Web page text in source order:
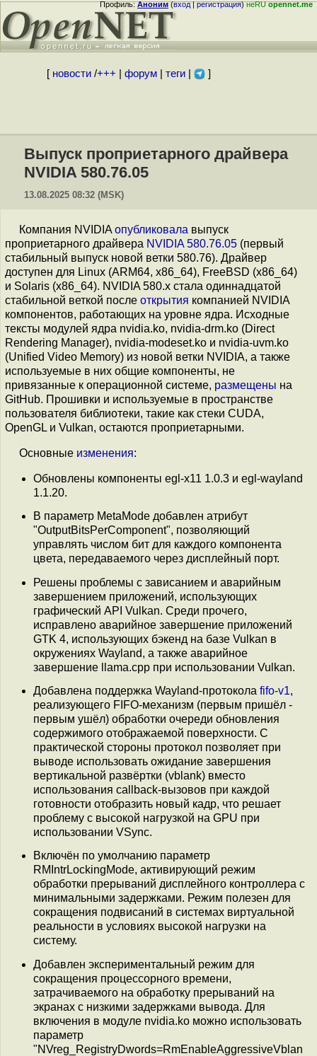
Профиль:Аноним(вход|регистрация)неRUopennet.me
[ новости/+++ форум| теги| ]
Выпуск проприетарного драйвера
NVIDIA 580.76.05
13.08.2025 08:32 (MSK)
Компания NVIDIA опубликовала выпуск
проприетарного драйвера NVIDIA 580.76.05 (первый
стабильный выпуск новой ветки 580.76). Драйвер
доступен для Linux (ARM64, x86_64), FreeBSD (x86_64)
и Solaris (x86_64). NVIDIA 580.x стала одиннадцатой
стабильной веткой после открытия компанией NVIDIA
компонентов, работающих на уровне ядра. Исходные
тексты модулей ядра nvidia.ko, nvidia-drm.ko (Direct
Rendering Manager), nvidia-modeset.ko и nvidia-uvm.ko
(Unified Video Memory) из новой ветки NVIDIA, а также
используемые в них общие компоненты, не
привязанные к операционной системе, размещены на
GitHub. Прошивки и используемые в пространстве
пользователя библиотеки, такие как стеки CUDA,
OpenGL и Vulkan, остаются проприетарными.
Основные изменения:
Обновлены компоненты egl-x11 1.0.3 и egl-wayland
1.1.20.
В параметр MetaMode добавлен атрибут
"OutputBitsPerComponent", позволяющий
управлять числом бит для каждого компонента
цвета, передаваемого через дисплейный порт.
Решены проблемы с зависанием и аварийным
завершением приложений, использующих
графический API Vulkan. Среди прочего,
исправлено аварийное завершение приложений
GTK 4, использующих бэкенд на базе Vulkan в
окружениях Wayland, а также аварийное
завершение llama.cpp при использовании Vulkan.
Добавлена поддержка Wayland-протокола fifo-v1,
реализующего FIFO-механизм (первым пришёл -
первым ушёл) обработки очереди обновления
содержимого отображаемой поверхности. С
практической стороны протокол позволяет при
выводе использовать ожидание завершения
вертикальной развёртки (vblank) вместо
использования callback-вызовов при каждой
готовности отобразить новый кадр, что решает
проблему с высокой нагрузкой на GPU при
использовании VSync.
Включён по умолчанию параметр
RMIntrLockingMode, активирующий режим
обработки прерываний дисплейного контроллера с
минимальными задержками. Режим полезен для
сокращения подвисаний в системах виртуальной
реальности в условиях высокой нагрузки на
систему.
Добавлен экспериментальный режим для
сокращения процессорного времени,
затрачиваемого на обработку прерываний на
экранах с низкими задержками вывода. Для
включения в модуле nvidia.ko можно использовать
параметр
"NVreg_RegistryDwords=RmEnableAggressiveVblan